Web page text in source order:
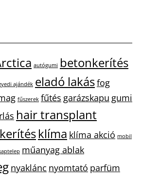
autógumi betonkerítés
ajándék eladó lakásfog
fűszerek fűtés garázskapu gumi
hair transplant
kerítésklíma klíma akció mobil
műanyag ablak
nyaklánc nyomtató parfüm